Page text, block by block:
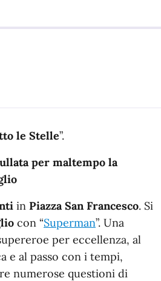
le Stelle”.
per maltempo la
in Piazza San Francesco. Si
con “Superman”. Una
per eccellenza, al
e al passo con i tempi,
numerose questioni di